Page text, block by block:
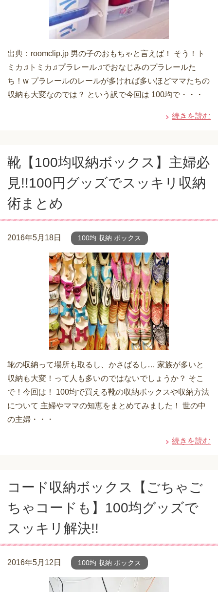
出典：roomclip.jp 男の子のおもちゃと言えば！ そう！ト
ミカ♫トミカ♫プラレール♫でおなじみのプラレールた
ち！w プラレールのレールが多ければ多いほどママたちの
収納も大変なのでは？ という訳で今回は 100均で・・・
続きを読む
靴【100均収納ボックス】主婦必
見!!100円グッズでスッキリ収納
術まとめ
2016年5月18日 100均 収納 ボックス
靴の収納って場所も取るし、かさばるし… 家族が多いと
収納も大変！って人も多いのではないでしょうか？ そこ
で！今回は！ 100均で買える靴の収納ボックスや収納方法
について 主婦やママの知恵をまとめてみました！ 世の中
の主婦・・・
続きを読む
コード収納ボックス【ごちゃご
ちゃコードも】100均グッズで
スッキリ解決!!
2016年5月12日 100均 収納 ボックス